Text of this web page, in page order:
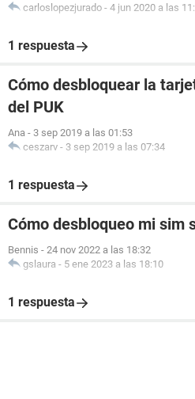
carloslopezjurado - 4 jun 2020 a las
1 respuesta
Cómo desbloquear la
del PUK
Ana - 3 sep 2019 a las 01:53
ceszarv - 3 sep 2019 a las 07:34
1 respuesta
Cómo desbloqueo mi sim
Bennis - 24 nov 2022 a las 18:32
gslaura - 5 ene 2023 a las 18:10
1 respuesta